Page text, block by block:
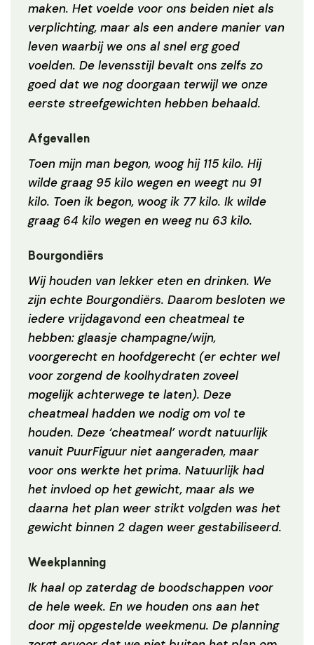
maken. Het voelde voor ons beiden niet als
verplichting, maar als een andere manier van
leven waarbij we ons al snel erg goed
voelden. De levensstijl bevalt ons zelfs zo
goed dat we nog doorgaan terwijl we onze
eerste streefgewichten hebben behaald.
Afgevallen
Toen mijn man begon, woog hij 115 kilo. Hij
wilde graag 95 kilo wegen en weegt nu 91
kilo. Toen ik begon, woog ik 77 kilo. Ik wilde
graag 64 kilo wegen en weeg nu 63 kilo.
Bourgondiërs
Wij houden van lekker eten en drinken. We
zijn echte Bourgondiërs. Daarom besloten we
iedere vrijdagavond een cheatmeal te
hebben: glaasje champagne/wijn,
voorgerecht en hoofdgerecht (er echter wel
voor zorgend de koolhydraten zoveel
mogelijk achterwege te laten). Deze
cheatmeal hadden we nodig om vol te
houden. Deze ‘cheatmeal’ wordt natuurlijk
vanuit PuurFiguur niet aangeraden, maar
voor ons werkte het prima. Natuurlijk had
het invloed op het gewicht, maar als we
daarna het plan weer strikt volgden was het
gewicht binnen 2 dagen weer gestabiliseerd.
Weekplanning
Ik haal op zaterdag de boodschappen voor
de hele week. En we houden ons aan het
door mij opgestelde weekmenu. De planning